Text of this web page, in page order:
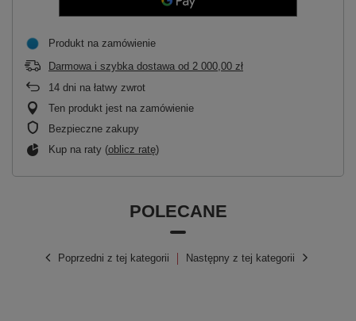
Produkt na zamówienie
Darmowa i szybka dostawa od 2 000,00 zł
14 dni na łatwy zwrot
Ten produkt jest na zamówienie
Bezpieczne zakupy
Kup na raty (oblicz ratę)
POLECANE
Poprzedni z tej kategorii Następny z tej kategorii